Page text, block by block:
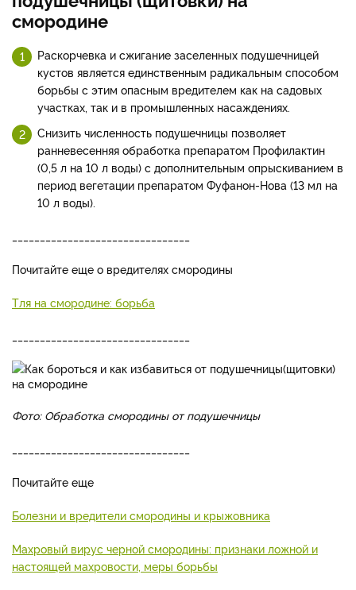
смородине
Раскорчевка и сжигание заселенных подушечницей
кустов является единственным радикальным способом
борьбы с этим опасным вредителем как на садовых
участках, так и в промышленных насаждениях.
Снизить численность подушечницы позволяет
ранневесенняя обработка препаратом Профилактин
(0,5 л на 10 л воды) с дополнительным опрыскиванием в
период вегетации препаратом Фуфанон-Нова (13 мл на
10 л воды).
Почитайте еще о вредителях смородины
Тля на смородине: борьба
Фото: Обработка смородины от подушечницы
Почитайте еще
Болезни и вредители смородины и крыжовника
Махровый вирус черной смородины: признаки ложной и
настоящей махровости, меры борьбы